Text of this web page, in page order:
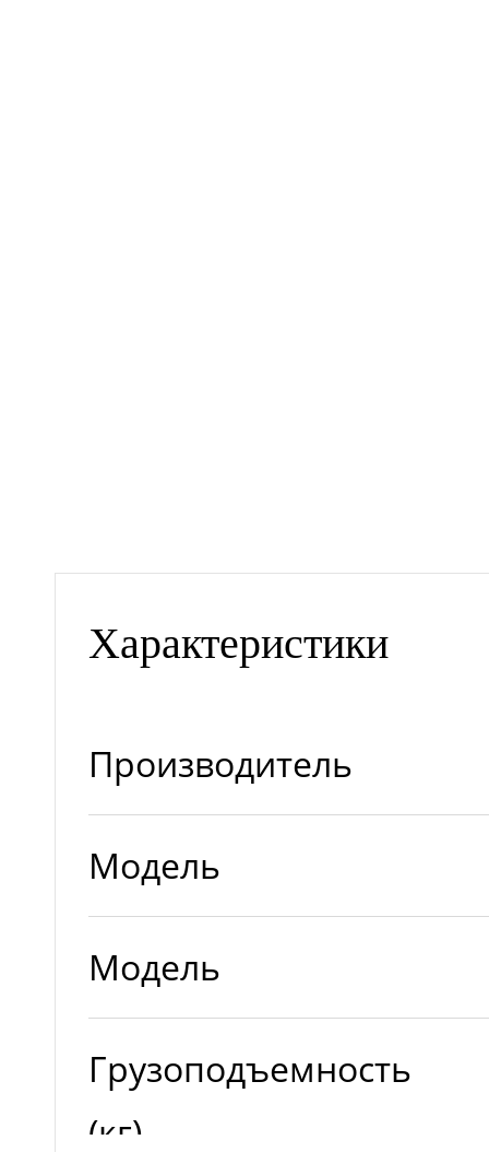
Характеристики
Производитель
Модель
Модель
Грузоподъемность
(кг)